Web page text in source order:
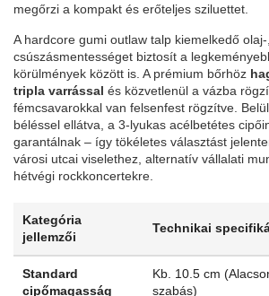
megőrzi a kompakt és erőteljes sziluettet.
A hardcore gumi outlaw talp kiemelkedő
csúszásmentességet biztosít a
körülmények között is. A prémium bőrhöz
tripla varrással és közvetlenül a vázba
fémcsavarokkal van felsenfest rögzítve.
béléssel ellátva, a 3-lyukas acélbetétes
garantálnak – így tökéletes választást
városi utcai viselethez, alternatív vállalati
hétvégi rockkoncertekre.
Kategória
jellemzői
Technikai
Standard
cipőmagasság
Kb. 10.5 cm
szabás)